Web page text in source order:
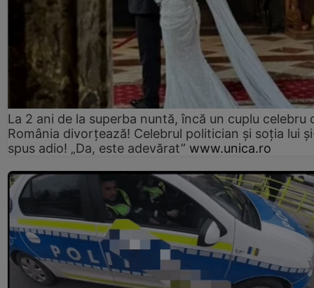
La 2 ani de la superba nuntă, încă un cuplu celebru
România divorțează! Celebrul politician și soția lui
spus adio! „Da, este adevărat” www.unica.ro